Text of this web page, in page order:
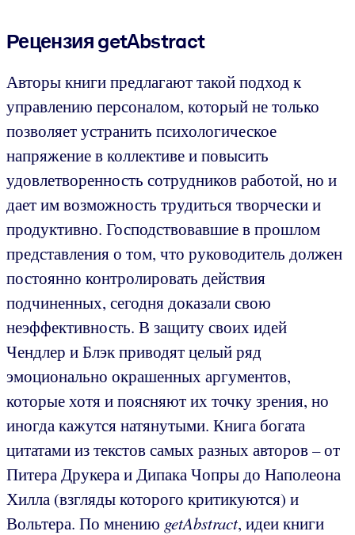
Рецензия getAbstract
Авторы книги предлагают такой подход к
управлению персоналом, который не только
позволяет устранить психологическое
напряжение в коллективе и повысить
удовлетворенность сотрудников работой, но и
дает им возможность трудиться творчески и
продуктивно. Господствовавшие в прошлом
представления о том, что руководитель должен
постоянно контролировать действия
подчиненных, сегодня доказали свою
неэффективность. В защиту своих идей
Чендлер и Блэк приводят целый ряд
эмоционально окрашенных аргументов,
которые хотя и поясняют их точку зрения, но
иногда кажутся натянутыми. Книга богата
цитатами из текстов самых разных авторов – от
Питера Друкера и Дипака Чопры до Наполеона
Хилла (взгляды которого критикуются) и
Вольтера. По мнению getAbstract, идеи книги